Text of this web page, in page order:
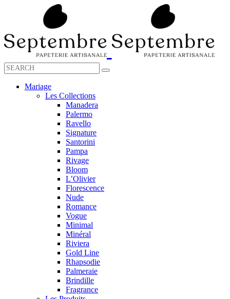
Mariage
Les Collections
Manadera
Palermo
Ravello
Signature
Santorini
Pampa
Rivage
Bloom
L’Olivier
Florescence
Nude
Romance
Vogue
Minimal
Minéral
Riviera
Gold Line
Rhapsodie
Palmeraie
Brindille
Fragrance